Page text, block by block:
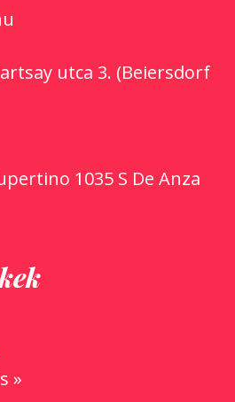
utca 3. (Beiersdorf
1035 S De Anza
»